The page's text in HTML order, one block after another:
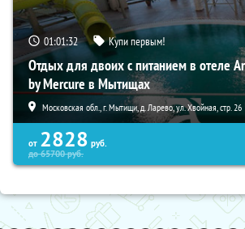
01:01:31 Купи первым!
Отдых для двоих с питанием в отеле
by Mercure в Мытищах
Московская обл., г. Мытищи, д. Ларево, ул. Хвойная, стр. 26
от 2828 руб.
до65700руб.